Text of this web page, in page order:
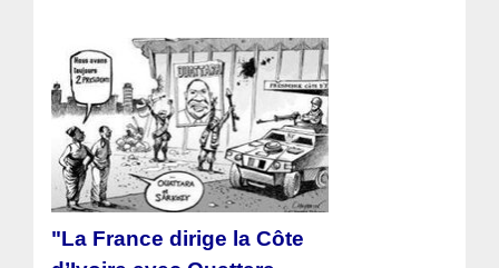
"La France dirige la Côte